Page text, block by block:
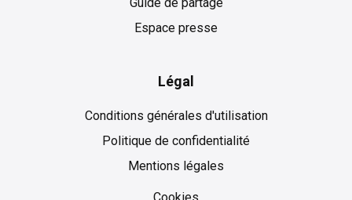
Espace presse
Légal
Conditions générales d'utilisation
Politique de confidentialité
Mentions légales